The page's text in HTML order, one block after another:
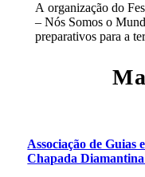
A organização do
– Nós Somos o
preparativos para a
Associação de
Chapada